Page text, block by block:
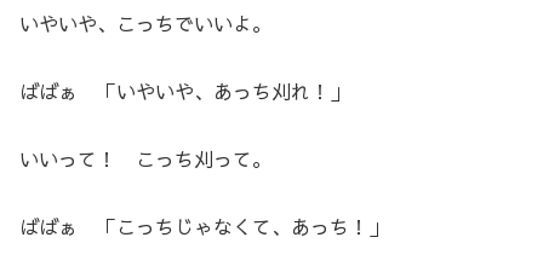
いやいや、こっちでいいよ。
ばばぁ 「いやいや、あっち刈れ！」
いいって！ こっち刈って。
ばばぁ 「こっちじゃなくて、あっち！」